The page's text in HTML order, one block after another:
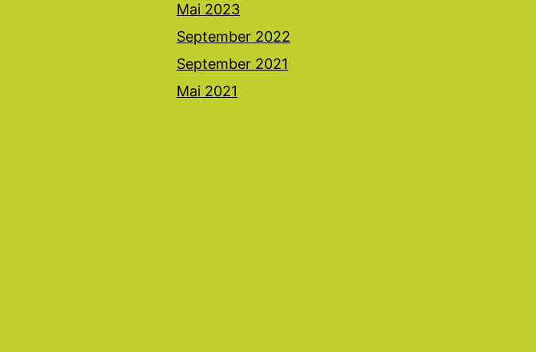
Mai 2023
September 2022
September 2021
Mai 2021